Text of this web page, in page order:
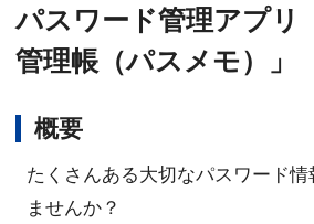
パスワード管理アプリ
管理帳（パスメモ）」
概要
たくさんある大切なパスワード
ませんか？